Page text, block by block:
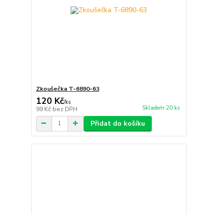
Zkoušečka T-6890-63
120 Kč/ks
99 Kč bez DPH Skladem 20 ks
Přidat do košíku